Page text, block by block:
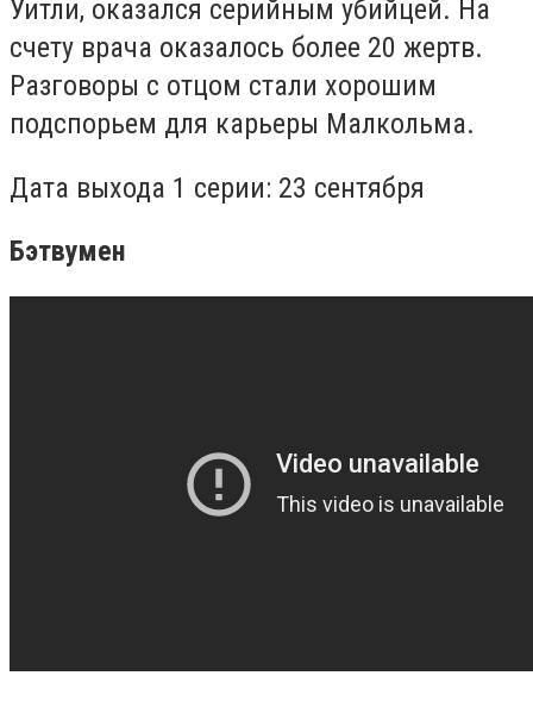
Уитли, оказался серийным убийцей. На
счету врача оказалось более 20 жертв.
Разговоры с отцом стали хорошим
подспорьем для карьеры Малкольма.
Дата выхода 1 серии: 23 сентября
Бэтвумен